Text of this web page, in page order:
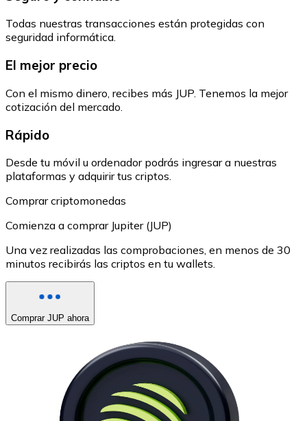
Todas nuestras transacciones están protegidas con
seguridad informática.
El mejor precio
Con el mismo dinero, recibes más JUP. Tenemos la mejor
cotización del mercado.
Rápido
Desde tu móvil u ordenador podrás ingresar a nuestras
plataformas y adquirir tus criptos.
Comprar criptomonedas
Comienza a comprar Jupiter (JUP)
Una vez realizadas las comprobaciones, en menos de 30
minutos recibirás las criptos en tu wallets.
Comprar JUP ahora